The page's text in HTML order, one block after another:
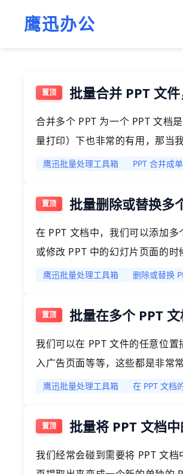
鹰迅办公
批量合并 PPT 文
合并多个 PPT 为一个 PPT 文档
量打印）下也非常的有用，那当
今天就给大家介绍一下如何批量
鹰迅批量处理工具箱 PPT 合并成
批量删除或替换多
在 PPT 文档中，我们可以添加
或修改 PPT 中的幻灯片页面的
或者替换 PPT 文档中的页面，支
鹰迅批量处理工具箱 删除或替换
批量在多个 PPT
我们可以在 PPT 文件的任意位
入广告页面等等，这些都是非常
的时候，都是怎么样做到的呢？
速搞定。
鹰迅批量处理工具箱 在 PPT 文档
批量将 PPT 文档
我们经常会碰到需要将 PPT 文